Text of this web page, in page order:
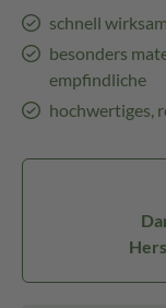
schnell wirksam
besonders
empfindliche
hochwertiges,